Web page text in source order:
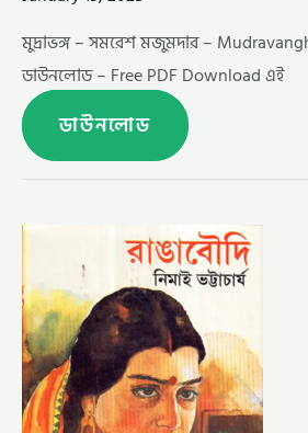
মুদ্রাভঙ্গ – সমরেশ মজুমদার –
ডাউনলোড – Free PDF Download এই
ডাউনলোড
রাঙাবৌদি
নিমাই
ভট্টাচার্য (RANGA
BOUDI
BY
NIMAI
BHATTACHARYA)